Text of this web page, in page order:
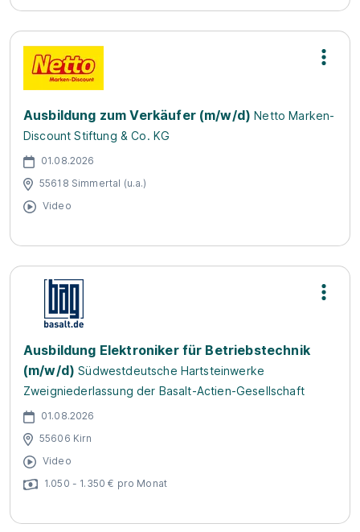
Ausbildung zum Verkäufer (m/w/d) Netto Marken-
Discount Stiftung & Co. KG
01.08.2026
55618 Simmertal (u.a.)
Video
Ausbildung Elektroniker für Betriebstechnik
(m/w/d) Südwestdeutsche Hartsteinwerke
Zweigniederlassung der Basalt-Actien-Gesellschaft
01.08.2026
55606 Kirn
Video
1.050 - 1.350 € pro Monat